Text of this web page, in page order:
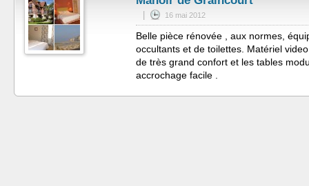
16 mai 2012
Belle pièce rénovée , aux normes,
occultants et de toilettes. Matériel
de très grand confort et les tables
accrochage facile .